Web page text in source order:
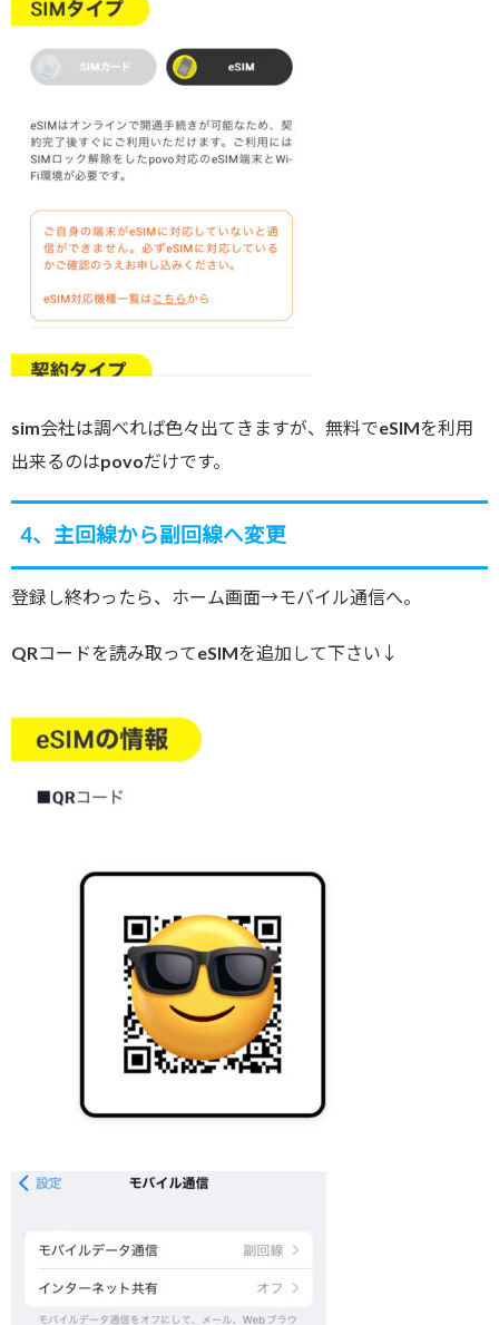
sim会社は調べれば色々出てきますが、無料でeSIMを利用
出来るのはpovoだけです。
4、主回線から副回線へ変更
登録し終わったら、ホーム画面→モバイル通信へ。
QRコードを読み取ってeSIMを追加して下さい↓